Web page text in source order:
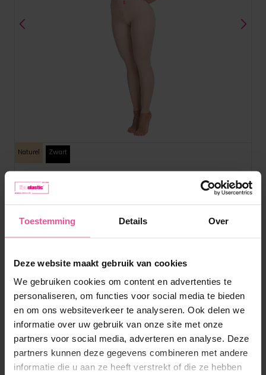
Toestemming Details Over
Deze website maakt gebruik van cookies
We gebruiken cookies om content en advertenties te
personaliseren, om functies voor social media te bieden
en om ons websiteverkeer te analyseren. Ook delen we
informatie over uw gebruik van onze site met onze
partners voor social media, adverteren en analyse. Deze
partners kunnen deze gegevens combineren met andere
informatie die u aan ze heeft verstrekt of die ze hebben
Naturel Zwart
Legging met haak-en-oog sluiting aan de voorkant en open
Op voorraad
140,90€